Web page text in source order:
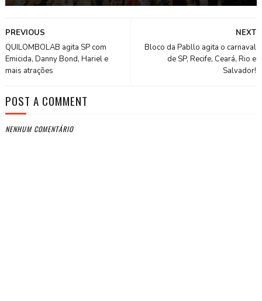
NEXT
Bloco da Pabllo agita o carnaval
de SP, Recife, Ceará, Rio e
Salvador!
PREVIOUS
QUILOMBOLAB agita SP com
Emicida, Danny Bond, Hariel e
mais atrações
POST A COMMENT
NENHUM COMENTÁRIO